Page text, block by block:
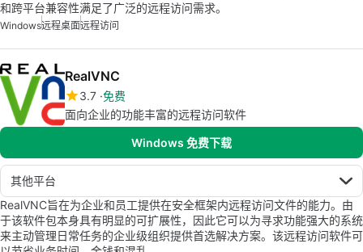
和跨平台兼容性满足了广泛的远程访问需求。
Windows远程桌面远程访问
RealVNC
3.7 免费
面向企业的功能丰富的远程访问软件
Windows 免费下载
其他平台
RealVNC旨在为企业和员工提供在安全框架内远程访问文件的能力。由
于该软件包本身具有明显的可扩展性，因此它可以为寻求功能强大的系统
来主动管理日常任务的企业级组织提供首选解决方案。该远程访问软件可